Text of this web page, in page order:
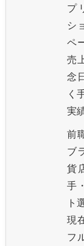
プ
シ
ペ
売
念
く
実
前
ブ
貨
手
ト
現
フ